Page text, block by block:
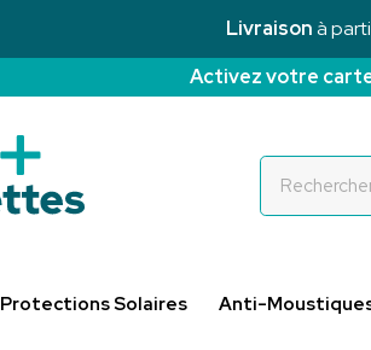
Livraisonà
Activez votre
Protections Solaires Anti-